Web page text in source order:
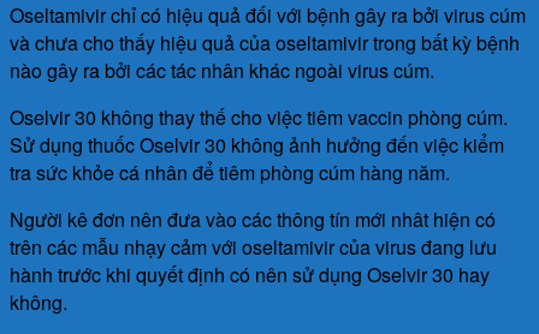
Oseltamivir chỉ có hiệu quả đối với bệnh gây ra bởi virus cúm
và chưa cho thấy hiệu quả của oseltamivir trong bất kỳ bệnh
nào gây ra bởi các tác nhân khác ngoài virus cúm.
Oselvir 30 không thay thế cho việc tiêm vaccin phòng cúm.
Sử dụng thuốc Oselvir 30 không ảnh hưởng đến việc kiểm
tra sức khỏe cá nhân để tiêm phòng cúm hàng năm.
Người kê đơn nên đưa vào các thông tín mới nhât hiện có
trên các mẫu nhạy cảm với oseltamivir của virus đang lưu
hành trước khi quyết định có nên sử dụng Oselvir 30 hay
không.